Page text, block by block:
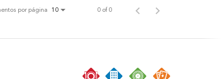
por página 10 0 of 0